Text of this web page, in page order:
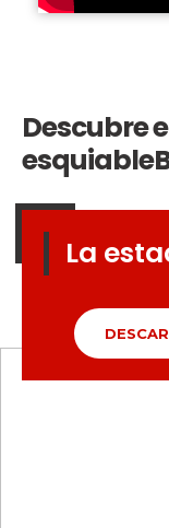
La
Descubre
esquiable